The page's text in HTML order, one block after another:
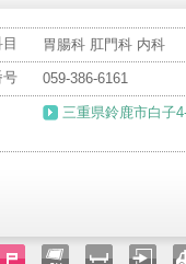
胃腸科 肛門科 内科
号
059-386-6161
三重県鈴鹿市白子